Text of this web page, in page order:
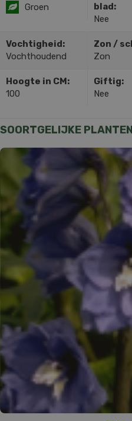
Groen
blad:
Nee
Vochtigheid:
Vochthoudend
Zon /
Zon
Hoogte in CM:
100
Giftig:
Nee
SOORTGELIJKE PLANTEN